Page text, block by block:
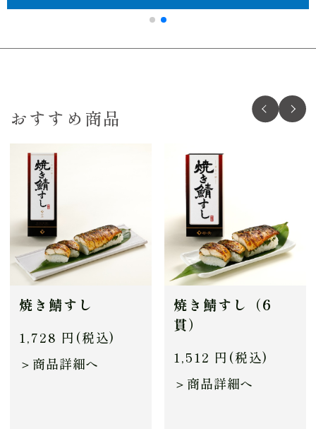
おすすめ商品
焼き鯖すし
1,728 円(税込)
焼き鯖すし（6
貫）
1,512 円(税込)